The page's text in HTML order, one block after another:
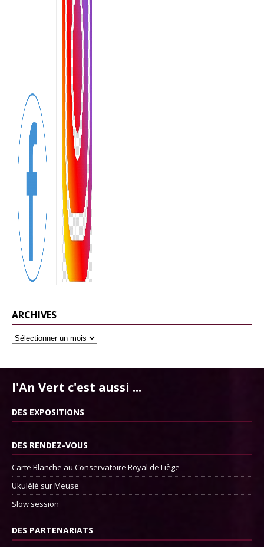
ARCHIVES
l'An Vert c'est aussi ...
DES EXPOSITIONS
DES RENDEZ-VOUS
Carte Blanche au Conservatoire Royal de Liège
Ukulélé sur Meuse
Slow session
DES PARTENARIATS